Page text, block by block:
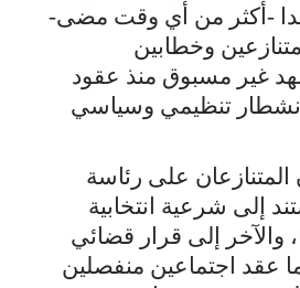
-أكثر من أي وقت مضى-
وخطابين
غير مسبوق منذ عقود
تنظيمي وسياسي
على رئاسة
إلى شرعية انتخابية
والآخر إلى قرار قضائي
عقد اجتماعين منفصلين